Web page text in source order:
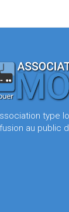
type
au public